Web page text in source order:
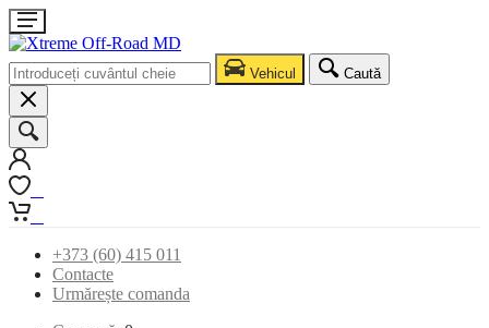
Vehicul Caută
+373 (60) 415 011
Contacte
Urmărește comanda